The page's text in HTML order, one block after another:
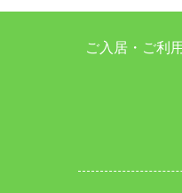
ご入居・ご利